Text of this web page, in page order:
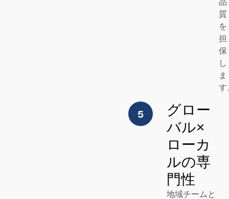
品
質
を
担
保
し
ま
す
グロー
バル×
ローカ
ルの専
門性
地域チームと